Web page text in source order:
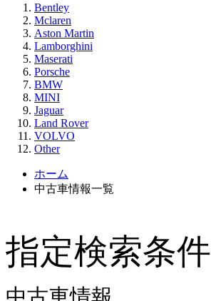
Bentley
Mclaren
Aston Martin
Lamborghini
Maserati
Porsche
BMW
MINI
Jaguar
Land Rover
VOLVO
Other
ホーム
中古車情報一覧
指定検索条件